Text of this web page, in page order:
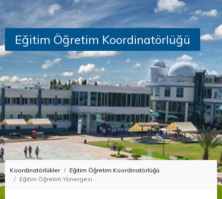
Eğitim Öğretim Koordinatörlüğü
Koordinatörlükler
Eğitim Öğretim Koordinatörlüğü
Eğitim Öğretim Yönergesi